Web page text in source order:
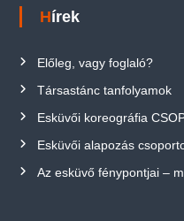
Hírek
Előleg, vagy foglaló?
Társastánc tanfolyamok
Esküvői koreográfia
Esküvői alapozás
Az esküvő fénypontjai –